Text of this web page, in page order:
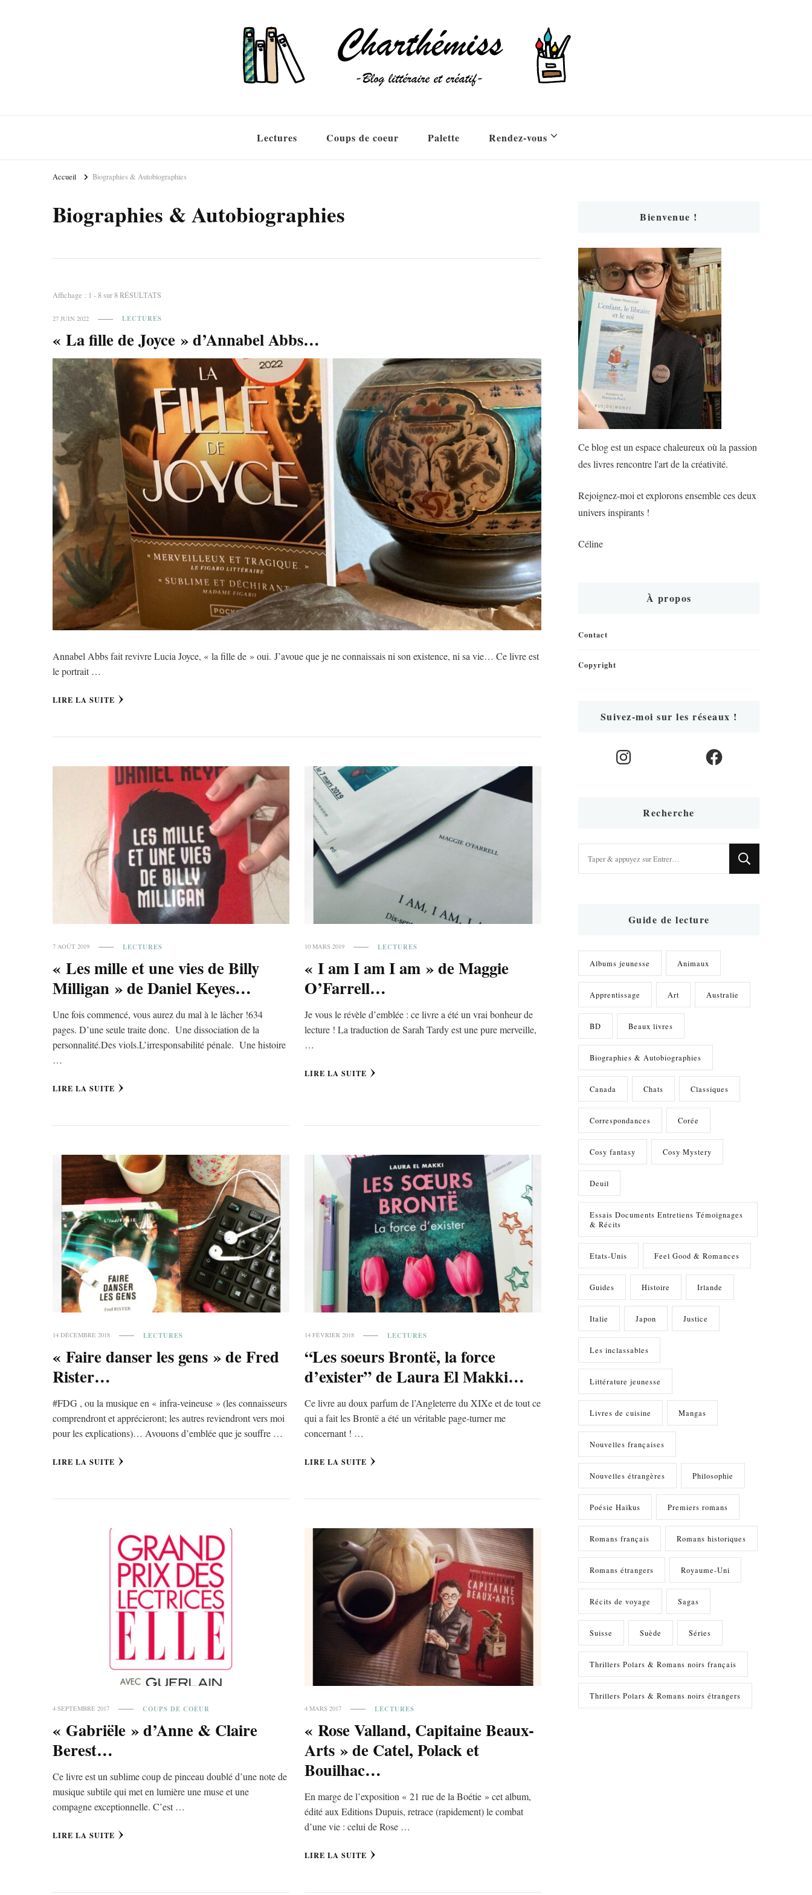
Lectures Coups de coeur Palette Rendez-vous
Accueil Biographies & Autobiographies
Biographies & Autobiographies
Affichage : 1 - 8 sur 8 RÉSULTATS
27 JUIN 2022 LECTURES
« La fille de Joyce » d’Annabel Abbs…
Annabel Abbs fait revivre Lucia Joyce, « la fille de » oui. J’avoue que je ne connaissais ni son existence, ni sa vie… Ce livre est
le portrait …
LIRE LA SUITE
7 AOÛT 2019 LECTURES
« Les mille et une vies de Billy
Milligan » de Daniel Keyes…
Une fois commencé, vous aurez du mal à le lâcher !634
pages. D’une seule traite donc. Une dissociation de la
personnalité.Des viols.L’irresponsabilité pénale. Une histoire
…
LIRE LA SUITE
10 MARS 2019 LECTURES
« I am I am I am » de Maggie
O’Farrell…
Je vous le révèle d’emblée : ce livre a été un vrai bonheur de
lecture ! La traduction de Sarah Tardy est une pure merveille,
…
LIRE LA SUITE
14 DÉCEMBRE 2018 LECTURES
« Faire danser les gens » de Fred
Rister…
#FDG , ou la musique en « infra-veineuse » (les connaisseurs
comprendront et apprécieront; les autres reviendront vers moi
pour les explications)… Avouons d’emblée que je souffre …
LIRE LA SUITE
14 FÉVRIER 2018 LECTURES
“Les soeurs Brontë, la force
d’exister” de Laura El Makki…
Ce livre au doux parfum de l’Angleterre du XIXe et de tout ce
qui a fait les Brontë a été un véritable page-turner me
concernant ! …
LIRE LA SUITE
4 SEPTEMBRE 2017 COUPS DE COEUR
« Gabriële » d’Anne & Claire
Berest…
Ce livre est un sublime coup de pinceau doublé d’une note de
musique subtile qui met en lumière une muse et une
compagne exceptionnelle. C’est …
LIRE LA SUITE
4 MARS 2017 LECTURES
« Rose Valland, Capitaine Beaux-
Arts » de Catel, Polack et
Bouilhac…
En marge de l’exposition « 21 rue de la Boétie » cet album,
édité aux Editions Dupuis, retrace (rapidement) le combat
d’une vie : celui de Rose …
LIRE LA SUITE
Bienvenue !
Ce blog est un espace chaleureux où la passion
des livres rencontre l'art de la créativité.
Rejoignez-moi et explorons ensemble ces deux
univers inspirants !
Céline
À propos
Contact
Copyright
Suivez-moi sur les réseaux !
Instagram Facebook
Recherche
Guide de lecture
Albums jeunesse Animaux
Apprentissage Art Australie
BD Beaux livres
Biographies & Autobiographies
Canada Chats Classiques
Correspondances Corée
Cosy fantasy Cosy Mystery
Deuil
Essais Documents Entretiens Témoignages
& Récits
Etats-Unis Feel Good & Romances
Guides Histoire Irlande
Italie Japon Justice
Les inclassables
Littérature jeunesse
Livres de cuisine Mangas
Nouvelles françaises
Nouvelles étrangères Philosophie
Poésie Haïkus Premiers romans
Romans français Romans historiques
Romans étrangers Royaume-Uni
Récits de voyage Sagas
Suisse Suède Séries
Thrillers Polars & Romans noirs français
Thrillers Polars & Romans noirs étrangers